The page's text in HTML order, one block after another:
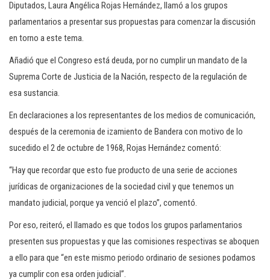
Diputados, Laura Angélica Rojas Hernández, llamó a los grupos
parlamentarios a presentar sus propuestas para comenzar la discusión
en torno a este tema.
Añadió que el Congreso está deuda, por no cumplir un mandato de la
Suprema Corte de Justicia de la Nación, respecto de la regulación de
esa sustancia.
En declaraciones a los representantes de los medios de comunicación,
después de la ceremonia de izamiento de Bandera con motivo de lo
sucedido el 2 de octubre de 1968, Rojas Hernández comentó:
“Hay que recordar que esto fue producto de una serie de acciones
jurídicas de organizaciones de la sociedad civil y que tenemos un
mandato judicial, porque ya venció el plazo”, comentó.
Por eso, reiteró, el llamado es que todos los grupos parlamentarios
presenten sus propuestas y que las comisiones respectivas se aboquen
a ello para que “en este mismo periodo ordinario de sesiones podamos
ya cumplir con esa orden judicial”.